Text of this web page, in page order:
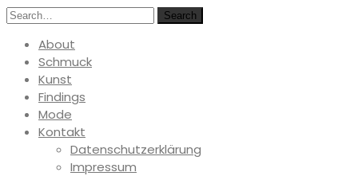
Search
About
Schmuck
Kunst
Findings
Mode
Kontakt
Datenschutzerklärung
Impressum